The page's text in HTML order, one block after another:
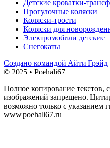
Детские кроватки-
Прогулочные коляски
Коляски-трости
Коляски для
Электромобили детские
Снегокаты
Создано командой Айти Грэйд
© 2025 • Poehali67
Полное копирование текстов,
изображений запрещено.
возможно только с указанием
www.poehali67.ru